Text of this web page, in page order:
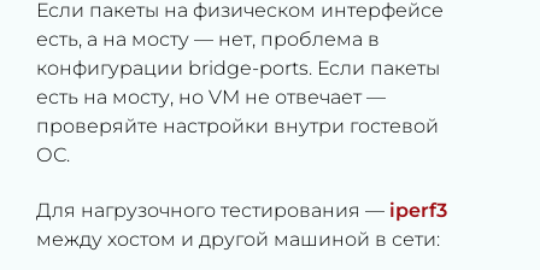
Если пакеты на физическом интерфейсе
есть, а на мосту — нет, проблема в
конфигурации bridge-ports. Если пакеты
есть на мосту, но VM не отвечает —
проверяйте настройки внутри гостевой
ОС.
Для нагрузочного тестирования — iperf3
между хостом и другой машиной в сети: